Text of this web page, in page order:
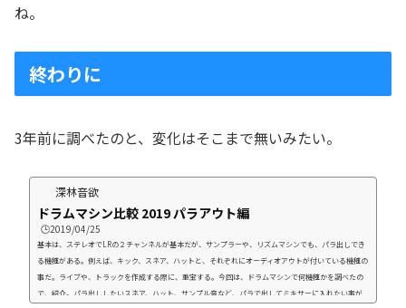
ね。
終わりに
3年前に調べたのと、変化はそこまで無いみたい。
深林音欲
ドラムマシン比較 2019 パラアウト編
🕒️2019/04/25
基本は、ステレオでLRの２チャンネルが基本だが、サンプラーや、リズムマシンでも、パラ出しでき
る機種がある。例えば、キック、スネア、ハットと、それぞれにオーディオアウトが付いている機種の
事だ。ライブや、トラックを作成する際に、重宝する。今回は、ドラムマシンで何機種かを調べたの
で、紹介。パラ出ししたいスネア、ハット、サンプル音など、パラで出してミキサーに入れたい事が